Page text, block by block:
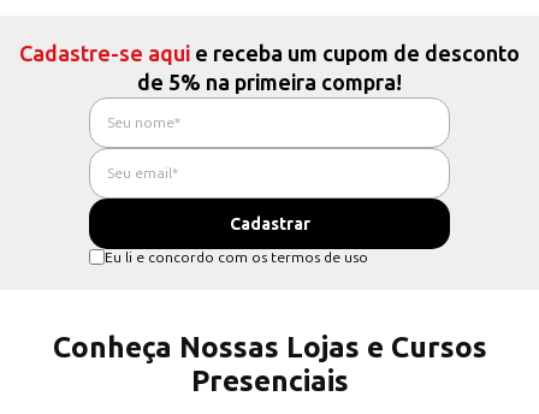
Cadastre-se aqui e receba um cupom de desconto
de 5% na primeira compra!
Eu li e concordo com os termos de uso
Conheça Nossas Lojas e Cursos
Presenciais